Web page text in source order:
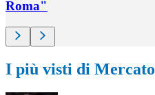
Roma"
I più visti di Mercato